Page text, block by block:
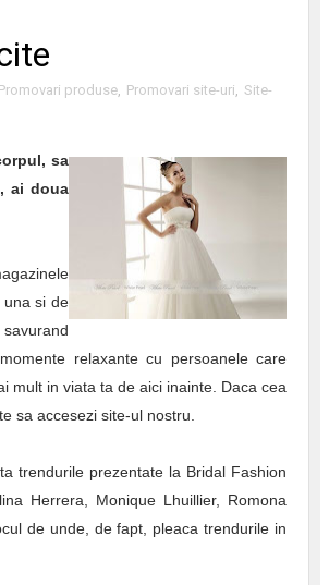
Promovari produse, Promovari site-uri, Site-
sa
ai doua
una si de
relaxante cu persoanele care
mult in viata ta de aici inainte. Daca cea
sa accesezi site-ul nostru.
trendurile prezentate la Bridal Fashion
Herrera, Monique Lhuillier, Romona
de unde, de fapt, pleaca trendurile in